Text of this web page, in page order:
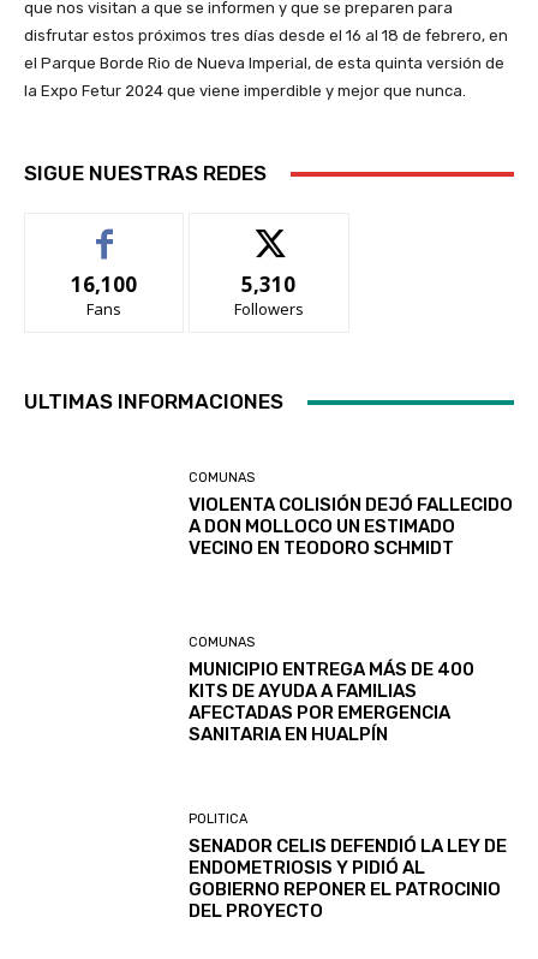
que nos visitan a que se informen y que se preparen para
disfrutar estos próximos tres días desde el 16 al 18 de febrero, en
el Parque Borde Rio de Nueva Imperial, de esta quinta versión de
la Expo Fetur 2024 que viene imperdible y mejor que nunca.
SIGUE NUESTRAS REDES
16,100
Fans
5,310
Followers
ULTIMAS INFORMACIONES
COMUNAS
VIOLENTA COLISIÓN DEJÓ FALLECIDO
A DON MOLLOCO UN ESTIMADO
VECINO EN TEODORO SCHMIDT
COMUNAS
MUNICIPIO ENTREGA MÁS DE 400
KITS DE AYUDA A FAMILIAS
AFECTADAS POR EMERGENCIA
SANITARIA EN HUALPÍN
POLITICA
SENADOR CELIS DEFENDIÓ LA LEY DE
ENDOMETRIOSIS Y PIDIÓ AL
GOBIERNO REPONER EL PATROCINIO
DEL PROYECTO